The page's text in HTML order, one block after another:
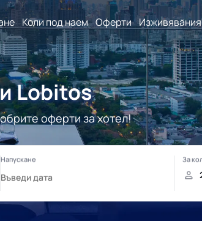
Коли под наем Оферти Изживявания
Lobitos
оферти за хотел!